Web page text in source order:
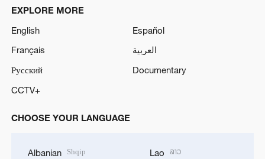
EXPLORE MORE
English
Español
Français
العربية
Русский
Documentary
CCTV+
CHOOSE YOUR LANGUAGE
Albanian Shqip Lao ລາວ